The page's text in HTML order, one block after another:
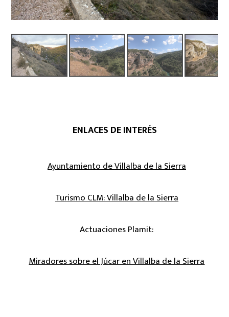
ENLACES DE INTERÉS
Ayuntamiento de Villalba de la Sierra
Turismo CLM: Villalba de la Sierra
Actuaciones Plamit:
Miradores sobre el Júcar en Villalba de la Sierra